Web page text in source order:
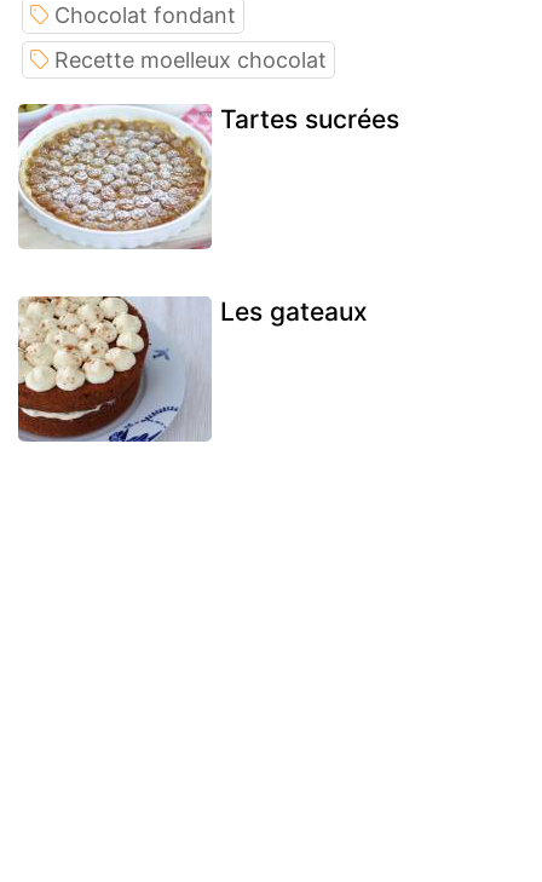
Chocolat fondant
Recette moelleux chocolat
Tartes sucrées
Les gateaux